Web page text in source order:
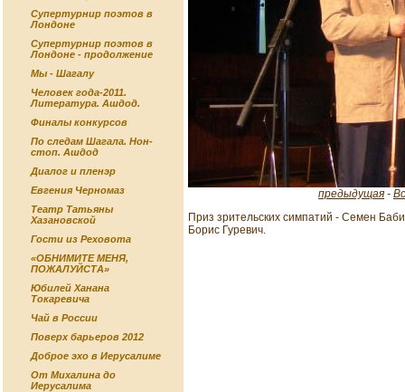
Супертурнир поэтов в
Лондоне
Супертурнир поэтов в
Лондоне - продолжение
Мы - Шагалу
Человек года-2011.
Литература. Ашдод.
Финалы конкурсов
По следам Шагала. Нон-
стоп. Ашдод
Диалог и пленэр
Евгения Черномаз
Театр Татьяны
Хазановской
Гости из Реховота
«ОБНИМИТЕ МЕНЯ,
ПОЖАЛУЙСТА»
Юбилей Ханана
Токаревича
Чай в России
Поверх барьеров 2012
Доброе эхо в Иерусалиме
От Михалина до
Иерусалима
предыдущая -
Приз зрительских симпатий - Семен
Борис Гуревич.